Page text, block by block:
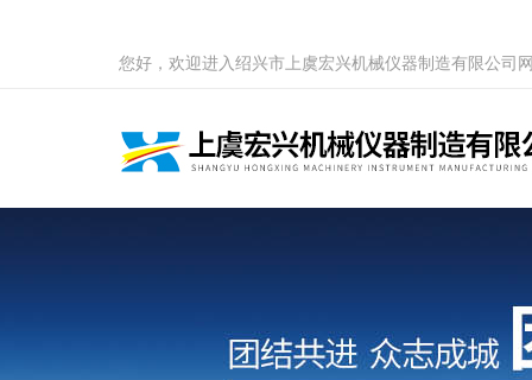
您好，欢迎进入绍兴市上虞宏兴机械仪器制造有限公司